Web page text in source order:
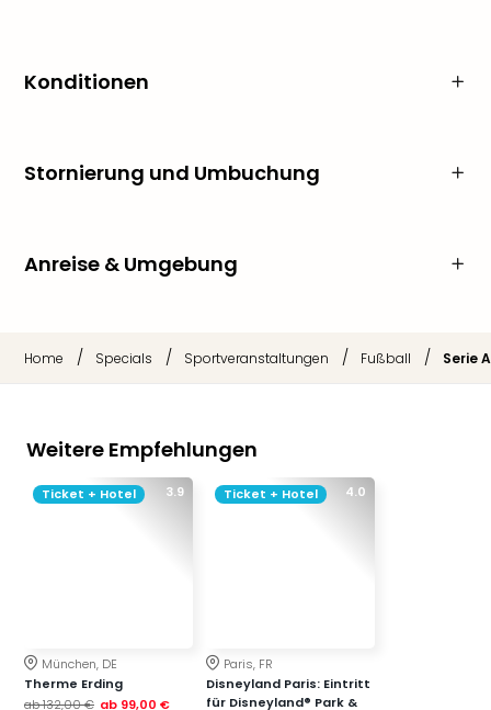
Konditionen
Stornierung und Umbuchung
Anreise & Umgebung
Home / Specials / Sportveranstaltungen / Fußball / Serie A
Weitere Empfehlungen
3.9
Ticket + Hotel
München, DE
Therme Erding
ab132,00 € ab 99,00 €
4.0
Ticket + Hotel
Paris, FR
Disneyland Paris: Eintritt
für Disneyland® Park &